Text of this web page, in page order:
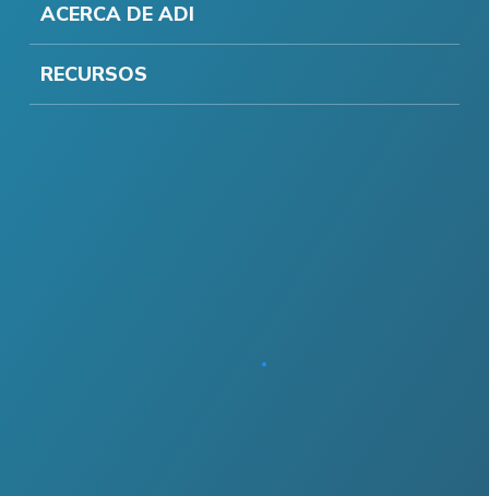
ACERCA DE ADI
RECURSOS